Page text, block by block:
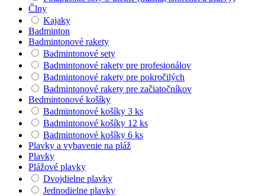
Člny
Kajaky
Badminton
Badmintonové rakety
Badmintonové sety
Badmintonové rakety pre profesionálov
Badmintonové rakety pre pokročilých
Badmintonové rakety pre začiatočníkov
Bedmintonové košíky
Badmintonové košíky 3 ks
Badmintonové košíky 12 ks
Badmintonové košíky 6 ks
Plavky a vybavenie na pláž
Plavky
Plážové plavky
Dvojdielne plavky
Jednodielne plavky